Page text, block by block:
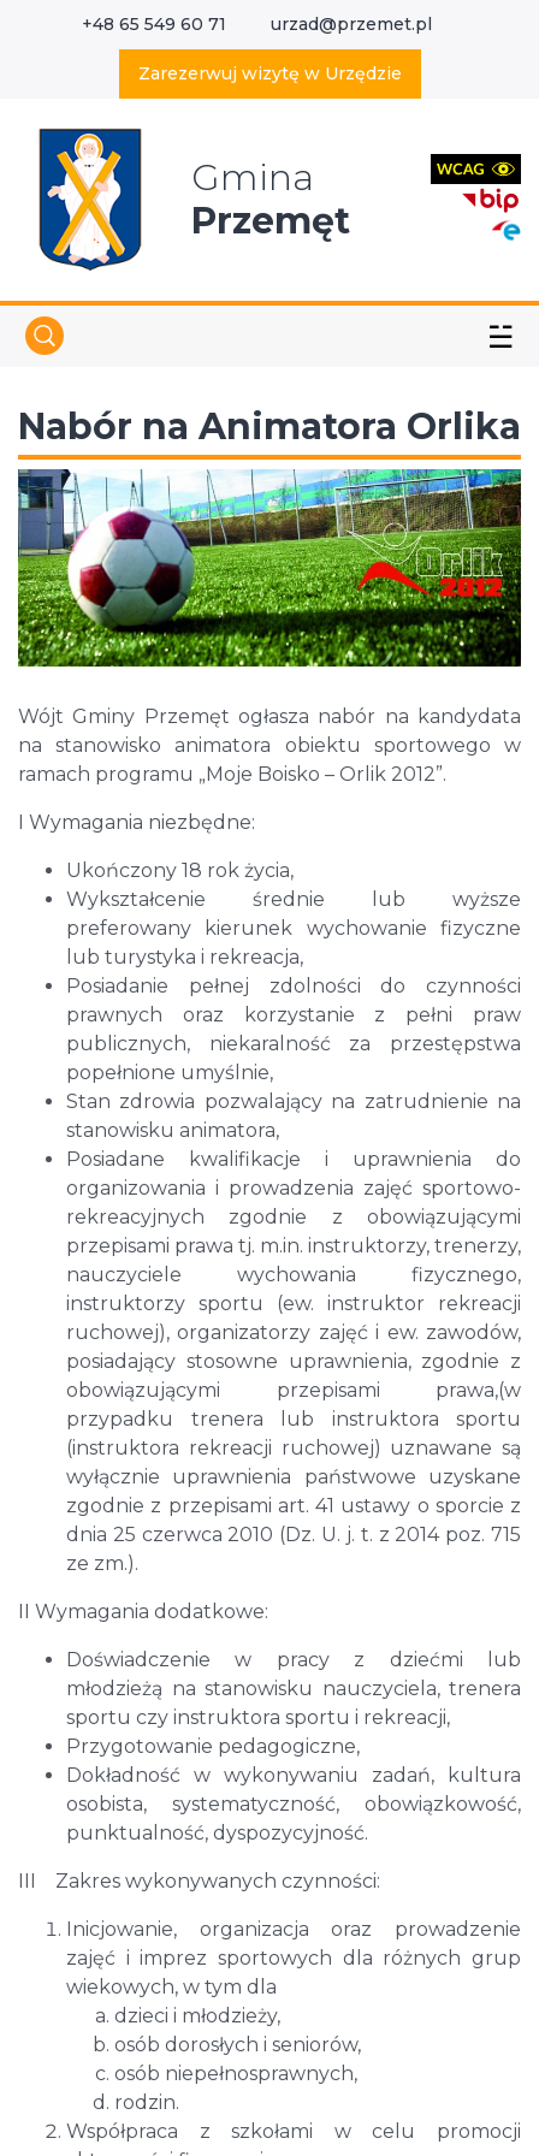
+48 65 549 60 71 urzad@przemet.pl
Zarezerwuj wizytę w Urzędzie
Gmina
Przemęt
☱
Nabór na Animatora Orlika
Wójt Gminy Przemęt ogłasza nabór na kandydata
na stanowisko animatora obiektu sportowego w
ramach programu „Moje Boisko – Orlik 2012”.
I Wymagania niezbędne:
Ukończony 18 rok życia,
Wykształcenie średnie lub wyższe
preferowany kierunek wychowanie fizyczne
lub turystyka i rekreacja,
Posiadanie pełnej zdolności do czynności
prawnych oraz korzystanie z pełni praw
publicznych, niekaralność za przestępstwa
popełnione umyślnie,
Stan zdrowia pozwalający na zatrudnienie na
stanowisku animatora,
Posiadane kwalifikacje i uprawnienia do
organizowania i prowadzenia zajęć sportowo-
rekreacyjnych zgodnie z obowiązującymi
przepisami prawa tj. m.in. instruktorzy, trenerzy,
nauczyciele wychowania fizycznego,
instruktorzy sportu (ew. instruktor rekreacji
ruchowej), organizatorzy zajęć i ew. zawodów,
posiadający stosowne uprawnienia, zgodnie z
obowiązującymi przepisami prawa,(w
przypadku trenera lub instruktora sportu
(instruktora rekreacji ruchowej) uznawane są
wyłącznie uprawnienia państwowe uzyskane
zgodnie z przepisami art. 41 ustawy o sporcie z
dnia 25 czerwca 2010 (Dz. U. j. t. z 2014 poz. 715
ze zm.).
II Wymagania dodatkowe:
Doświadczenie w pracy z dziećmi lub
młodzieżą na stanowisku nauczyciela, trenera
sportu czy instruktora sportu i rekreacji,
Przygotowanie pedagogiczne,
Dokładność w wykonywaniu zadań, kultura
osobista, systematyczność, obowiązkowość,
punktualność, dyspozycyjność.
III Zakres wykonywanych czynności:
Inicjowanie, organizacja oraz prowadzenie
zajęć i imprez sportowych dla różnych grup
wiekowych, w tym dla
dzieci i młodzieży,
osób dorosłych i seniorów,
osób niepełnosprawnych,
rodzin.
Współpraca z szkołami w celu promocji
Wyszukaj w serwisie